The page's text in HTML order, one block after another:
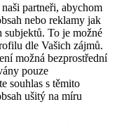
partneři, abychom
nebo reklamy jak
subjektů. To je možné
dle Vašich zájmů.
možná bezprostřední
pouze
souhlas s těmito
ušitý na míru